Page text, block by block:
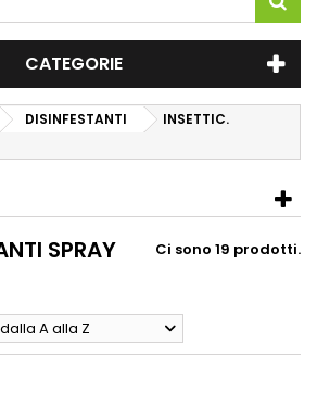
CATEGORIE
DISINFESTANTI
INSETTIC.
SPRAY Ci sono 19 prodotti.
A alla Z